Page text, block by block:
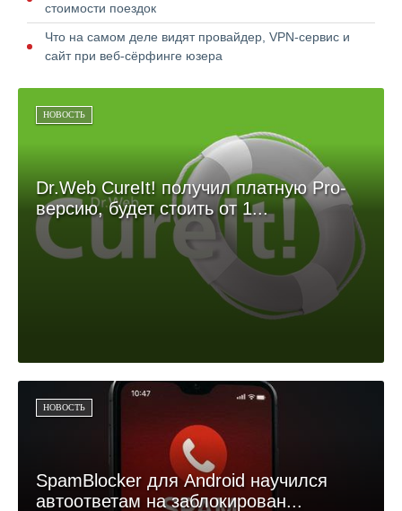
стоимости поездок
Что на самом деле видят провайдер, VPN-сервис и
сайт при веб-сёрфинге юзера
НОВОСТЬ
Dr.Web CureIt! получил платную Pro-
версию, будет стоить от 1...
НОВОСТЬ
SpamBlocker для Android научился
автоответам на заблокирован...